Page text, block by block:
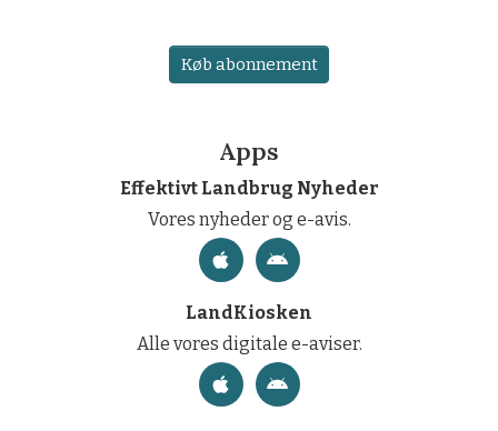
Køb abonnement
Apps
Effektivt Landbrug Nyheder
Vores nyheder og e-avis.
LandKiosken
Alle vores digitale e-aviser.